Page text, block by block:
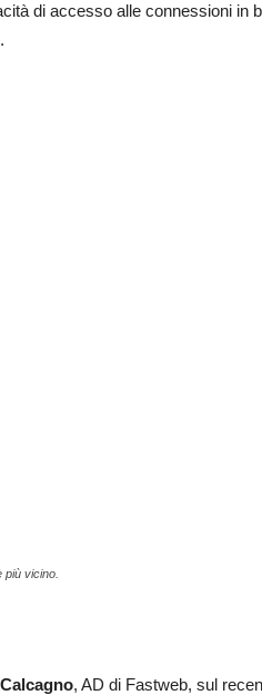
di accesso alle connessioni in
più vicino.
, AD di Fastweb, sul